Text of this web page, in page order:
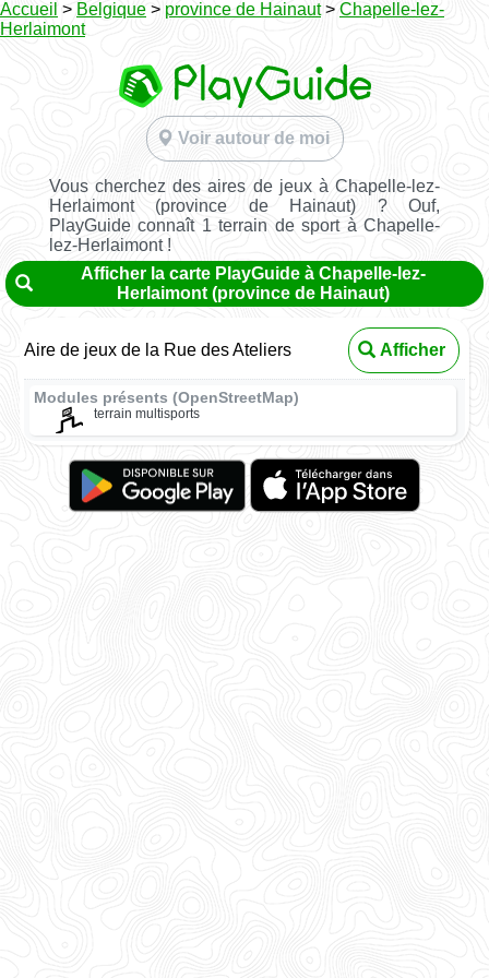
Accueil > Belgique > province de Hainaut> Chapelle-lez-
Herlaimont
Voir autour de moi
Vous cherchez des aires de jeux à Chapelle-lez-
Herlaimont (province de Hainaut) ? Ouf,
PlayGuide connaît 1 terrain de sport à Chapelle-
lez-Herlaimont !
Afficher la carte PlayGuide à Chapelle-lez-
Herlaimont (province de Hainaut)
Aire de jeux de la Rue des Ateliers Afficher
Modules présents (OpenStreetMap)
terrain multisports